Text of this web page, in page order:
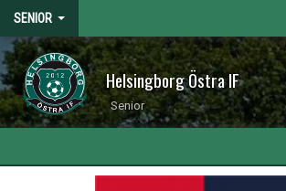
SENIOR
Helsingborg Östra IF
Senior